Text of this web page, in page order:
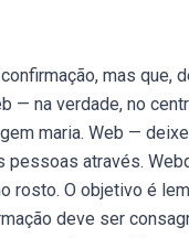
mas que,
— na verdade, no
maria. Web —
através.
rosto. O objetivo é
deve ser